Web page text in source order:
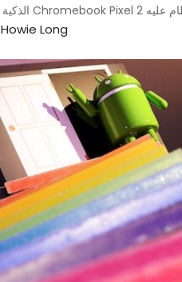
ما الفريق الذي يلعب له ابن Howie Long